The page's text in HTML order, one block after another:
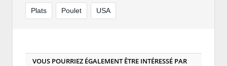
Plats Poulet USA
VOUS POURRIEZ ÉGALEMENT ÊTRE INTÉRESSÉ PAR